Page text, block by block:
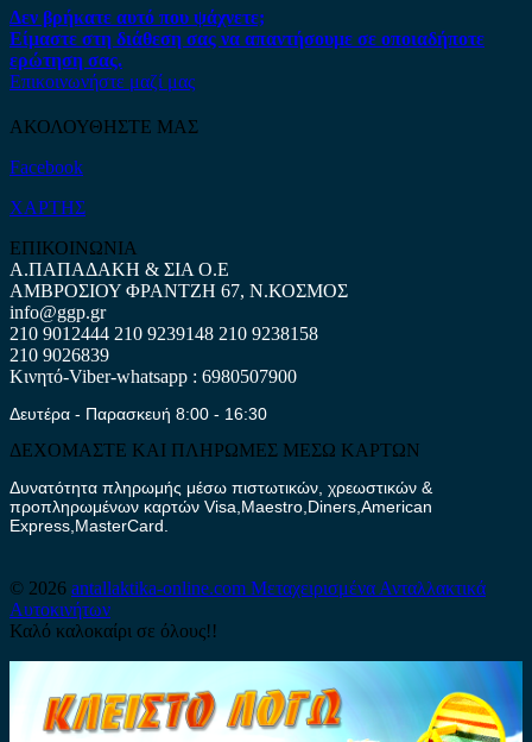
Δεν βρήκατε αυτό που ψάχνετε;
Είμαστε στη διάθεση σας να απαντήσουμε σε οποιαδήποτε
ερώτηση σας.
Επικοινωνήστε μαζί μας
ΑΚΟΛΟΥΘΗΣΤΕ ΜΑΣ
Facebook
ΧΑΡΤΗΣ
ΕΠΙΚΟΙΝΩΝΙΑ
Α.ΠΑΠΑΔΑΚΗ & ΣΙΑ Ο.Ε
ΑΜΒΡΟΣΙΟΥ ΦΡΑΝΤΖΗ 67, Ν.ΚΟΣΜΟΣ
info@ggp.gr
210 9012444 210 9239148 210 9238158
210 9026839
Κινητό-Viber-whatsapp : 6980507900
Δευτέρα - Παρασκευή 8:00 - 16:30
ΔΕΧΟΜΑΣΤΕ ΚΑΙ ΠΛΗΡΩΜΕΣ ΜΕΣΩ ΚΑΡΤΩΝ
Δυνατότητα πληρωμής μέσω πιστωτικών, χρεωστικών &
προπληρωμένων καρτών Visa,Maestro,Diners,American
Express,MasterCard.
© 2026 antallaktika-online.com Μεταχειρισμένα Ανταλλακτικά
Αυτοκινήτων
Καλό καλοκαίρι σε όλους!!